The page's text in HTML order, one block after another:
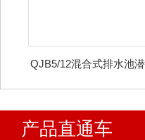
QJB5/12混合式排水池潜
产品直通车